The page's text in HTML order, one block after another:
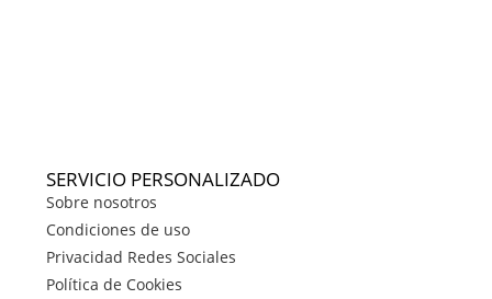
SERVICIO PERSONALIZADO
Sobre nosotros
Condiciones de uso
Privacidad Redes Sociales
Política de Cookies